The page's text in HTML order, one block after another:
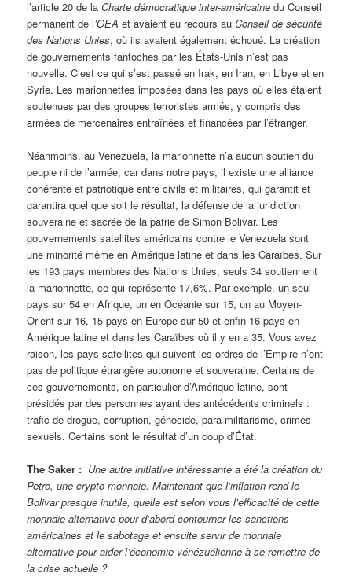
l’article 20 de laCharte démocratique inter-américaine du Conseil
permanent de l’OEA et avaient eu recours auConseil de sécurité
des Nations Unies, où ils avaient également échoué. La création
de gouvernements fantoches par les États-Unis n’est pas
nouvelle. C’est ce qui s’est passé en Irak, en Iran, en Libye et en
Syrie. Les marionnettes imposées dans les pays où elles étaient
soutenues par des groupes terroristes armés, y compris des
armées de mercenaires entraînées et financées par l’étranger.
Néanmoins, au Venezuela, la marionnette n’a aucun soutien du
peuple ni de l’armée, car dans notre pays, il existe une alliance
cohérente et patriotique entre civils et militaires, qui garantit et
garantira quel que soit le résultat, la défense de la juridiction
souveraine et sacrée de la patrie de Simon Bolivar. Les
gouvernements satellites américains contre le Venezuela sont
une minorité même en Amérique latine et dans les Caraïbes. Sur
les 193 pays membres des Nations Unies, seuls 34 soutiennent
la marionnette, ce qui représente 17,6%. Par exemple, un seul
pays sur 54 en Afrique, un en Océanie sur 15, un au Moyen-
Orient sur 16, 15 pays en Europe sur 50 et enfin 16 pays en
Amérique latine et dans les Caraïbes où il y en a 35. Vous avez
raison, les pays satellites qui suivent les ordres de l’Empire n’ont
pas de politique étrangère autonome et souveraine. Certains de
ces gouvernements, en particulier d’Amérique latine, sont
présidés par des personnes ayant des antécédents criminels :
trafic de drogue, corruption, génocide, para-militarisme, crimes
sexuels. Certains sont le résultat d’un coup d’État.
The Saker : Une autre initiative intéressante a été la création du
Petro, une crypto-monnaie. Maintenant que l’inflation rend le
Bolivar presque inutile, quelle est selon vous l’efficacité de cette
monnaie alternative pour d’abord contourner les sanctions
américaines et le sabotage et ensuite servir de monnaie
alternative pour aider l’économie vénézuélienne à se remettre de
la crise actuelle ?